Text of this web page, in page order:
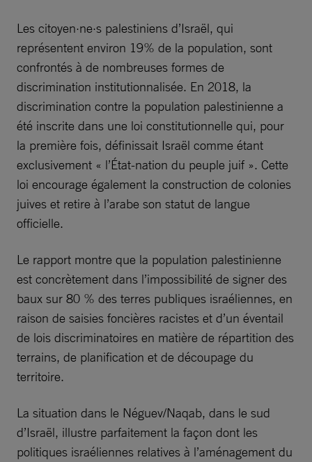
Les citoyen·ne·s palestiniens d’Israël, qui
représentent environ 19% de la population, sont
confrontés à de nombreuses formes de
discrimination institutionnalisée. En 2018, la
discrimination contre la population palestinienne a
été inscrite dans une loi constitutionnelle qui, pour
la première fois, définissait Israël comme étant
exclusivement « l’État-nation du peuple juif ». Cette
loi encourage également la construction de colonies
juives et retire à l’arabe son statut de langue
officielle.
Le rapport montre que la population palestinienne
est concrètement dans l’impossibilité de signer des
baux sur 80 % des terres publiques israéliennes, en
raison de saisies foncières racistes et d’un éventail
de lois discriminatoires en matière de répartition des
terrains, de planification et de découpage du
territoire.
La situation dans le Néguev/Naqab, dans le sud
d’Israël, illustre parfaitement la façon dont les
politiques israéliennes relatives à l’aménagement du